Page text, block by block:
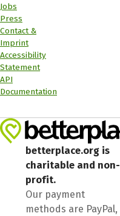
Jobs
Press
Contact &
Imprint
Accessibility
Statement
API
Documentation
betterplace.org is
charitable and non-
profit.
Our payment
methods are PayPal,